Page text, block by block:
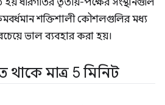
ধীরগতির তৃতীয়-পক্ষের সংস্থানগুলি
শক্তিশালী কৌশলগুলির মধ্য
ভাল ব্যবহার করা হয়।
মাত্র 5 মিনিট